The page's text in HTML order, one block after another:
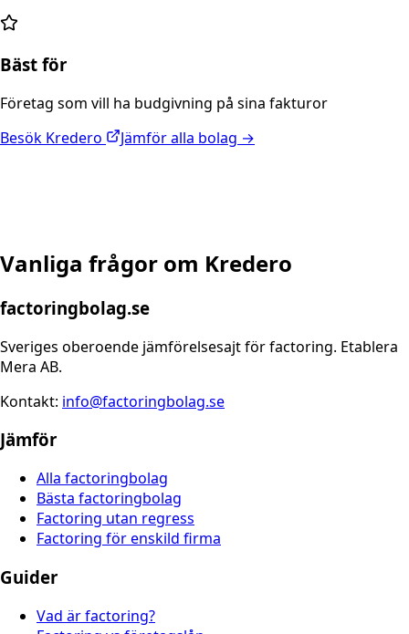
Bäst för
Företag som vill ha budgivning på sina fakturor
Besök Kredero Jämför alla bolag →
Vanliga frågor om Kredero
factoringbolag.se
Sveriges oberoende jämförelsesajt för factoring. Etablera
Mera AB.
Kontakt: info@factoringbolag.se
Jämför
Alla factoringbolag
Bästa factoringbolag
Factoring utan regress
Factoring för enskild firma
Guider
Vad är factoring?